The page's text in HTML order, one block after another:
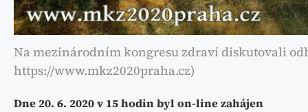
Na mezinárodním kongresu zdraví diskutovali
https://www.mkz2020praha.cz)
Dne 20. 6. 2020 v 15 hodin byl on-line zahájen